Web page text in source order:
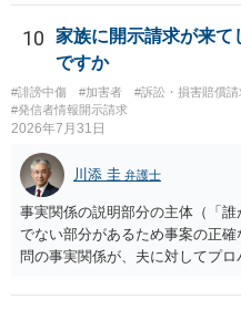
貴殿が投稿した事実を認めてし
しまったのではないでしょうか
第ですので何とも言えません。
く、ここで詳細を明らかにする
で、弁護士へ直接相談した方がよ
10
家族に開示請求が来て
ですか
#誹謗中傷 #加害者 #訴訟・損害賠償請
#発信者情報開示請求
2026年7月31日
川添 圭 弁護士
事実関係の説明部分の主体（「
でない部分があるため事案の正
問の事実関係が、夫に対してプ
情報として夫の氏名と住所が開